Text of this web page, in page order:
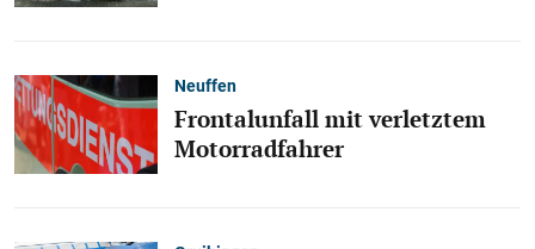
Neuffen
Frontalunfall mit verletztem
Motorradfahrer